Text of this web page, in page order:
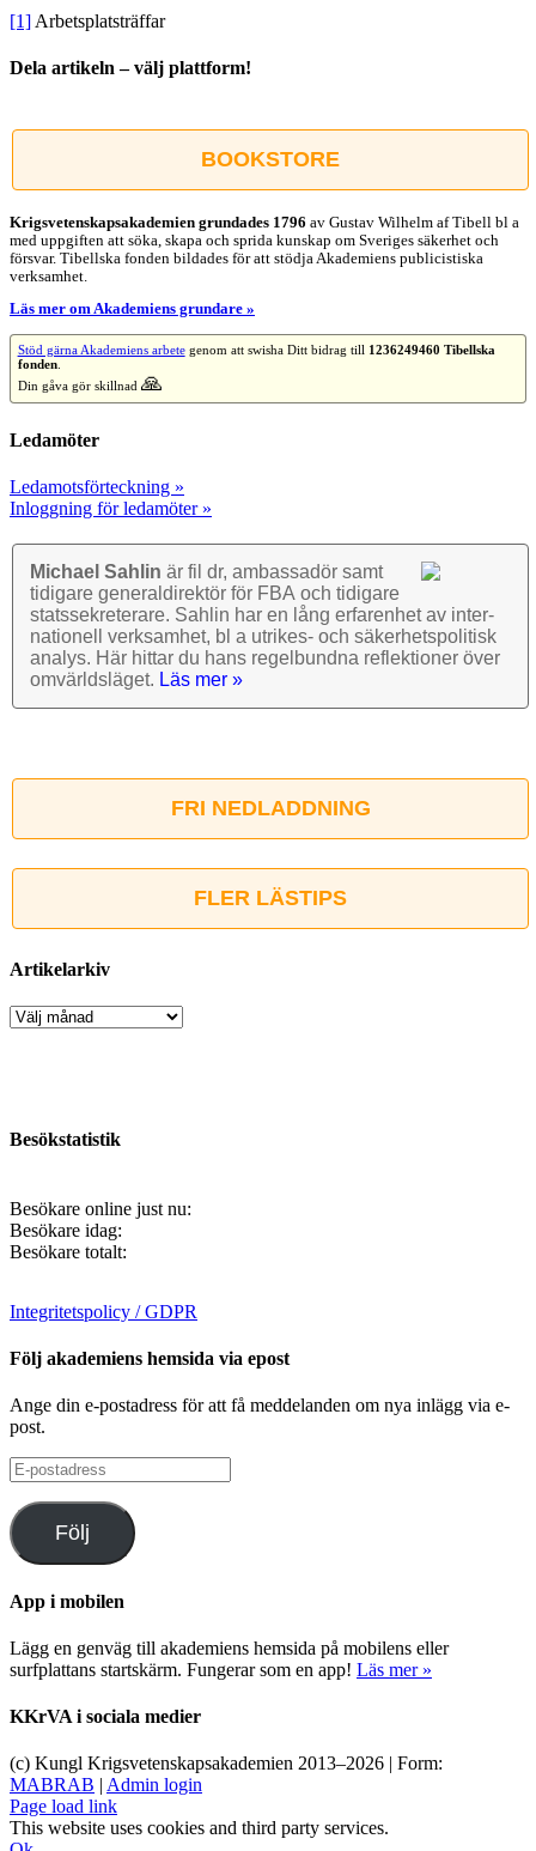
[1] Arbetsplatsträffar
Dela artikeln – välj plattform!
post
BOOKSTORE
Krigsvetenskap­sakademien grundades 1796 av Gustav Wilhelm af Tibell bl a
med uppgiften att söka, skapa och sprida kunskap om Sveriges säkerhet och
försvar. Tibellska fonden bildades för att stödja Akademiens publicistiska
verksamhet.
Läs mer om Akademiens grundare »
Stöd gärna Akademiens arbetegenom att swisha Ditt bidrag till 1236249460 Tibellska
fonden.
Din gåva gör skillnad 🙏
Ledamöter
Ledamotsförteckning »
Inloggning för ledamöter »
Michael Sahlin är fil dr, ambassadör samt
tidigare general­direktör för FBA och tidigare
stats­sekre­terare. Sahlin har en lång erfarenhet av inter­
nationell verk­samhet, bl a utrikes- och säkerhets­politisk
analys. Här hittar du hans regel­bundna reflek­tioner över
omvärlds­läget. Läs mer »
FRI NEDLADDNING
FLER LÄSTIPS
Artikelarkiv
Artikelarkiv
Besökstatistik
Besökare online just nu:
Besökare idag:
Besökare totalt:
Integritetspolicy / GDPR
Följ akademiens hemsida via epost
Ange din e-postadress för att få meddelanden om nya inlägg via e-
post.
E-
postadress
Följ
App i mobilen
Lägg en genväg till akademiens hemsida på mobilens eller
surfplattans startskärm. Fungerar som en app! Läs mer »
KKrVA i sociala medier
(c) Kungl Krigsvetenskapsakademien 2013–2026 | Form:
MABRAB | Admin login
Page load link
This website uses cookies and third party services.